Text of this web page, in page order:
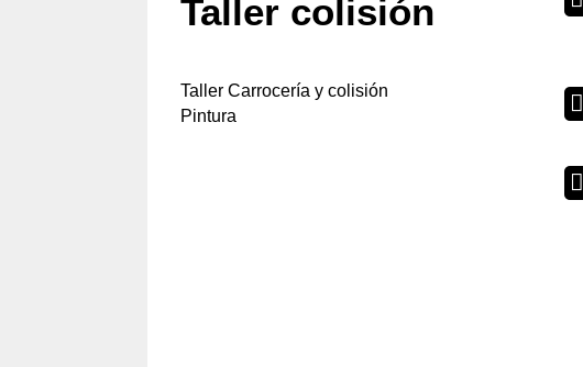
Taller colisión
Taller Carrocería y colisión
Pintura

